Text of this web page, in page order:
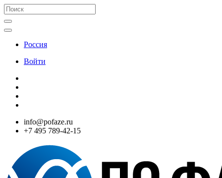
Россия
Войти
info@pofaze.ru
+7 495 789-42-15